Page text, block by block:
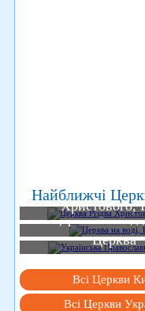
Найближчі
Церква
Христового,
Церква на
Українська
Церква
Всі Церкви
Всі Церкви